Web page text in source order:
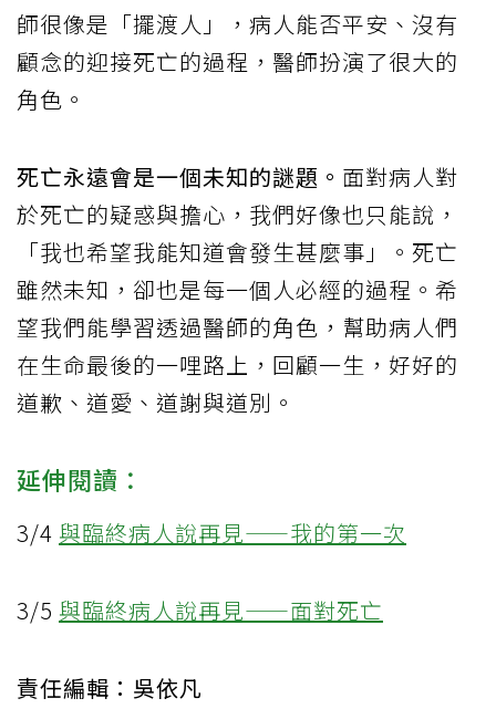
師很像是「擺渡人」，病人能否平安、沒有
顧念的迎接死亡的過程，醫師扮演了很大的
角色。
死亡永遠會是一個未知的謎題。 面對病人對
於死亡的疑惑與擔心，我們好像也只能說，
「我也希望我能知道會發生甚麼事」。死亡
雖然未知，卻也是每一個人必經的過程。希
望我們能學習透過醫師的角色，幫助病人們
在生命最後的一哩路上，回顧一生，好好的
道歉、道愛、道謝與道別。
延伸閱讀：
3/4 與臨終病人說再見——我的第一次
3/5 與臨終病人說再見——面對死亡
責任編輯：吳依凡